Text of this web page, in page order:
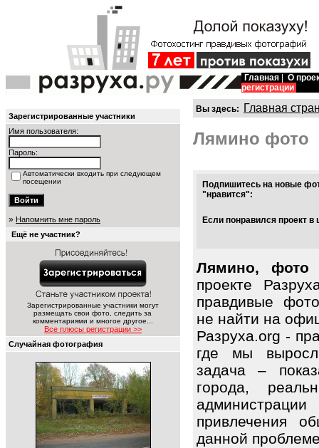
Главная
О
регистрации
Зарегистрированные участники
Имя пользователя:
Пароль:
Автоматически входить при следующем
посещении
» Напомнить мне пароль
Ещё не участник?
Зарегистрированные участники могут
размещать свои фото, следить за
комментариями и многое другое...
Все плюсы регистрации >>
Случайная фотография
Вы здесь: Главная
Лямино фото
Подпишитесь на новые
"нравится":
Если понравился проект
Лямино, фото
проекте
правдивые
не найти на
Разруха.org -
где мы
задача –
города,
привлечения
данной